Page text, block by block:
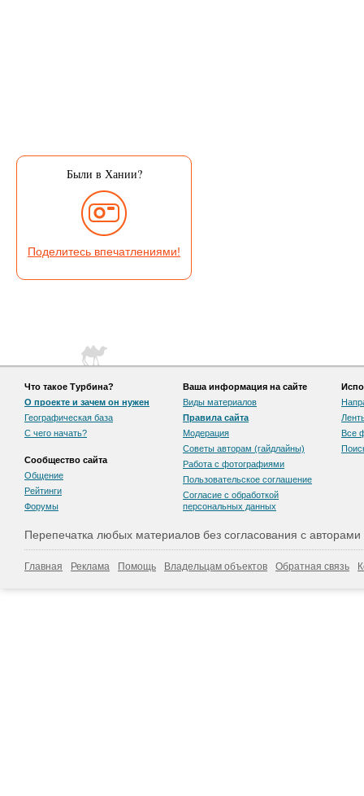
Были в Хании?
Поделитесь впечатлениями!
Что такое Турбина?
О проекте и зачем он нужен
Географическая база
С чего начать?
Сообщество сайта
Общение
Рейтинги
Форумы
Ваша информация на сайте
Виды материалов
Правила сайта
Модерация
Советы авторам (гайдлайны)
Работа с фотографиями
Пользовательскоe соглашение
Согласие с обработкой
персональных данных
Все
Перепечатка любых материалов без согласования с
Главная Реклама Помощь Владельцам объектов Обратная связь